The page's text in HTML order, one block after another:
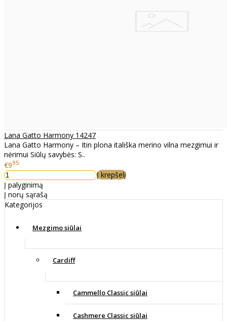
Lana Gatto Harmony 14247
Lana Gatto Harmony – Itin plona itališka merino vilna mezgimui ir
nėrimui Siūlų savybės: S..
€995
Į krepšelį
Į palyginimą
Į norų sąrašą
Kategorijos
Mezgimo siūlai
Cardiff
Cammello Classic siūlai
Cashmere Classic siūlai